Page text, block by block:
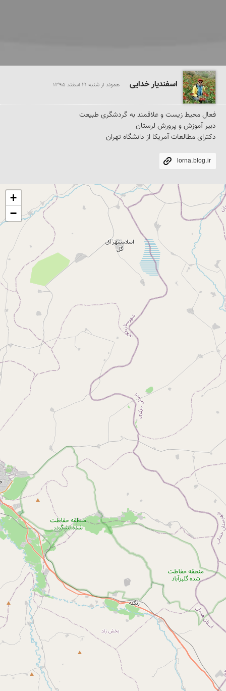
اسفندیار خدایی هموند از شنبه 21 اسفند 1395
دکترای مطالعات آمریکا از دانشگاه تهران
lorna.blog.ir
+
−